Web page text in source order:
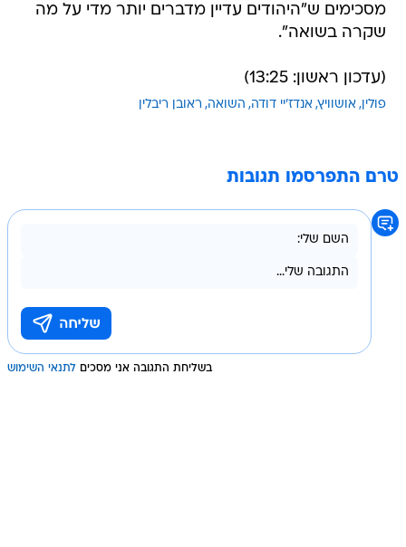
מסכימים ש"היהודים עדיין מדברים יותר מדי על מה
שקרה בשואה".
(עדכון ראשון: 13:25)
פולין אושוויץ אנדז'יי דודה השואה ראובן ריבלין
טרם התפרסמו תגובות
בשליחת התגובה אני מסכים לתנאי השימוש